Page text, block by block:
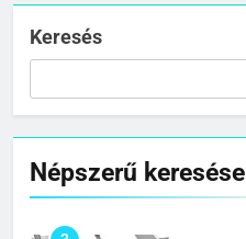
Keresés
Népszerű
2
C BETŰS